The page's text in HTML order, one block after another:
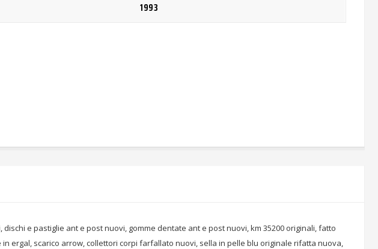
1993
e pastiglie ant e post nuovi, gomme dentate ant e post nuovi, km 35200 originali, fatto
ergal, scarico arrow, collettori corpi farfallato nuovi, sella in pelle blu originale rifatta nuova,